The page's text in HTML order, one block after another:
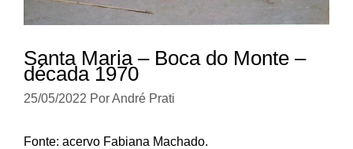
Santa Maria – Boca do Monte –
década 1970
25/05/2022 PorAndré Prati
Fonte: acervo Fabiana Machado.